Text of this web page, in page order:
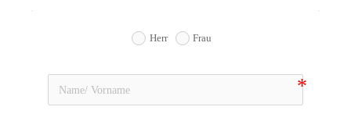
Herr Frau